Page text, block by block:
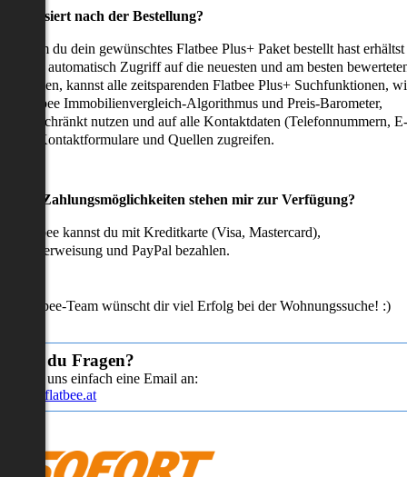
passiert nach der Bestellung?
du dein gewünschtes Flatbee Plus+ Paket bestellt hast erhältst
sofort automatisch Zugriff auf die neuesten und am besten
kannst alle zeitsparenden Flatbee Plus+ Suchfunktionen,
Flatbee Immobilienvergleich-Algorithmus und Preis-Barometer,
nutzen und auf alle Kontaktdaten (Telefonnummern, E-
Kontaktformulare und Quellen zugreifen.
Zahlungsmöglichkeiten stehen mir zur Verfügung?
Flatbee kannst du mit Kreditkarte (Visa, Mastercard),
und PayPal bezahlen.
Flatbee-Team wünscht dir viel Erfolg bei der Wohnungssuche! :)
Hast du Fragen?
Sende uns einfach eine Email an:
info@flatbee.at